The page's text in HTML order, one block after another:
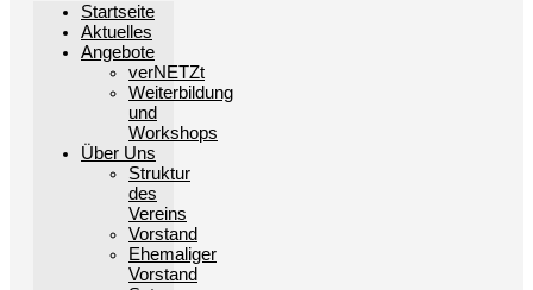
Startseite
Aktuelles
Angebote
verNETZt
Weiterbildung
und
Workshops
Über Uns
Struktur
des
Vereins
Vorstand
Ehemaliger
Vorstand